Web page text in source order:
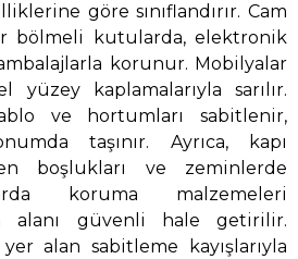
göre sınıflandırır. Cam
bölmeli kutularda, elektronik
korunur. Mobilyalar
yüzey kaplamalarıyla sarılır.
ve hortumları sabitlenir,
taşınır. Ayrıca, kapı
boşlukları ve zeminlerde
koruma malzemeleri
alanı güvenli hale getirilir.
yer alan sabitleme kayışlarıyla